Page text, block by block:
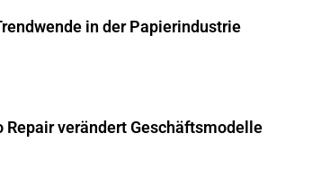
in der Papierindustrie
Repair verändert Geschäftsmodelle